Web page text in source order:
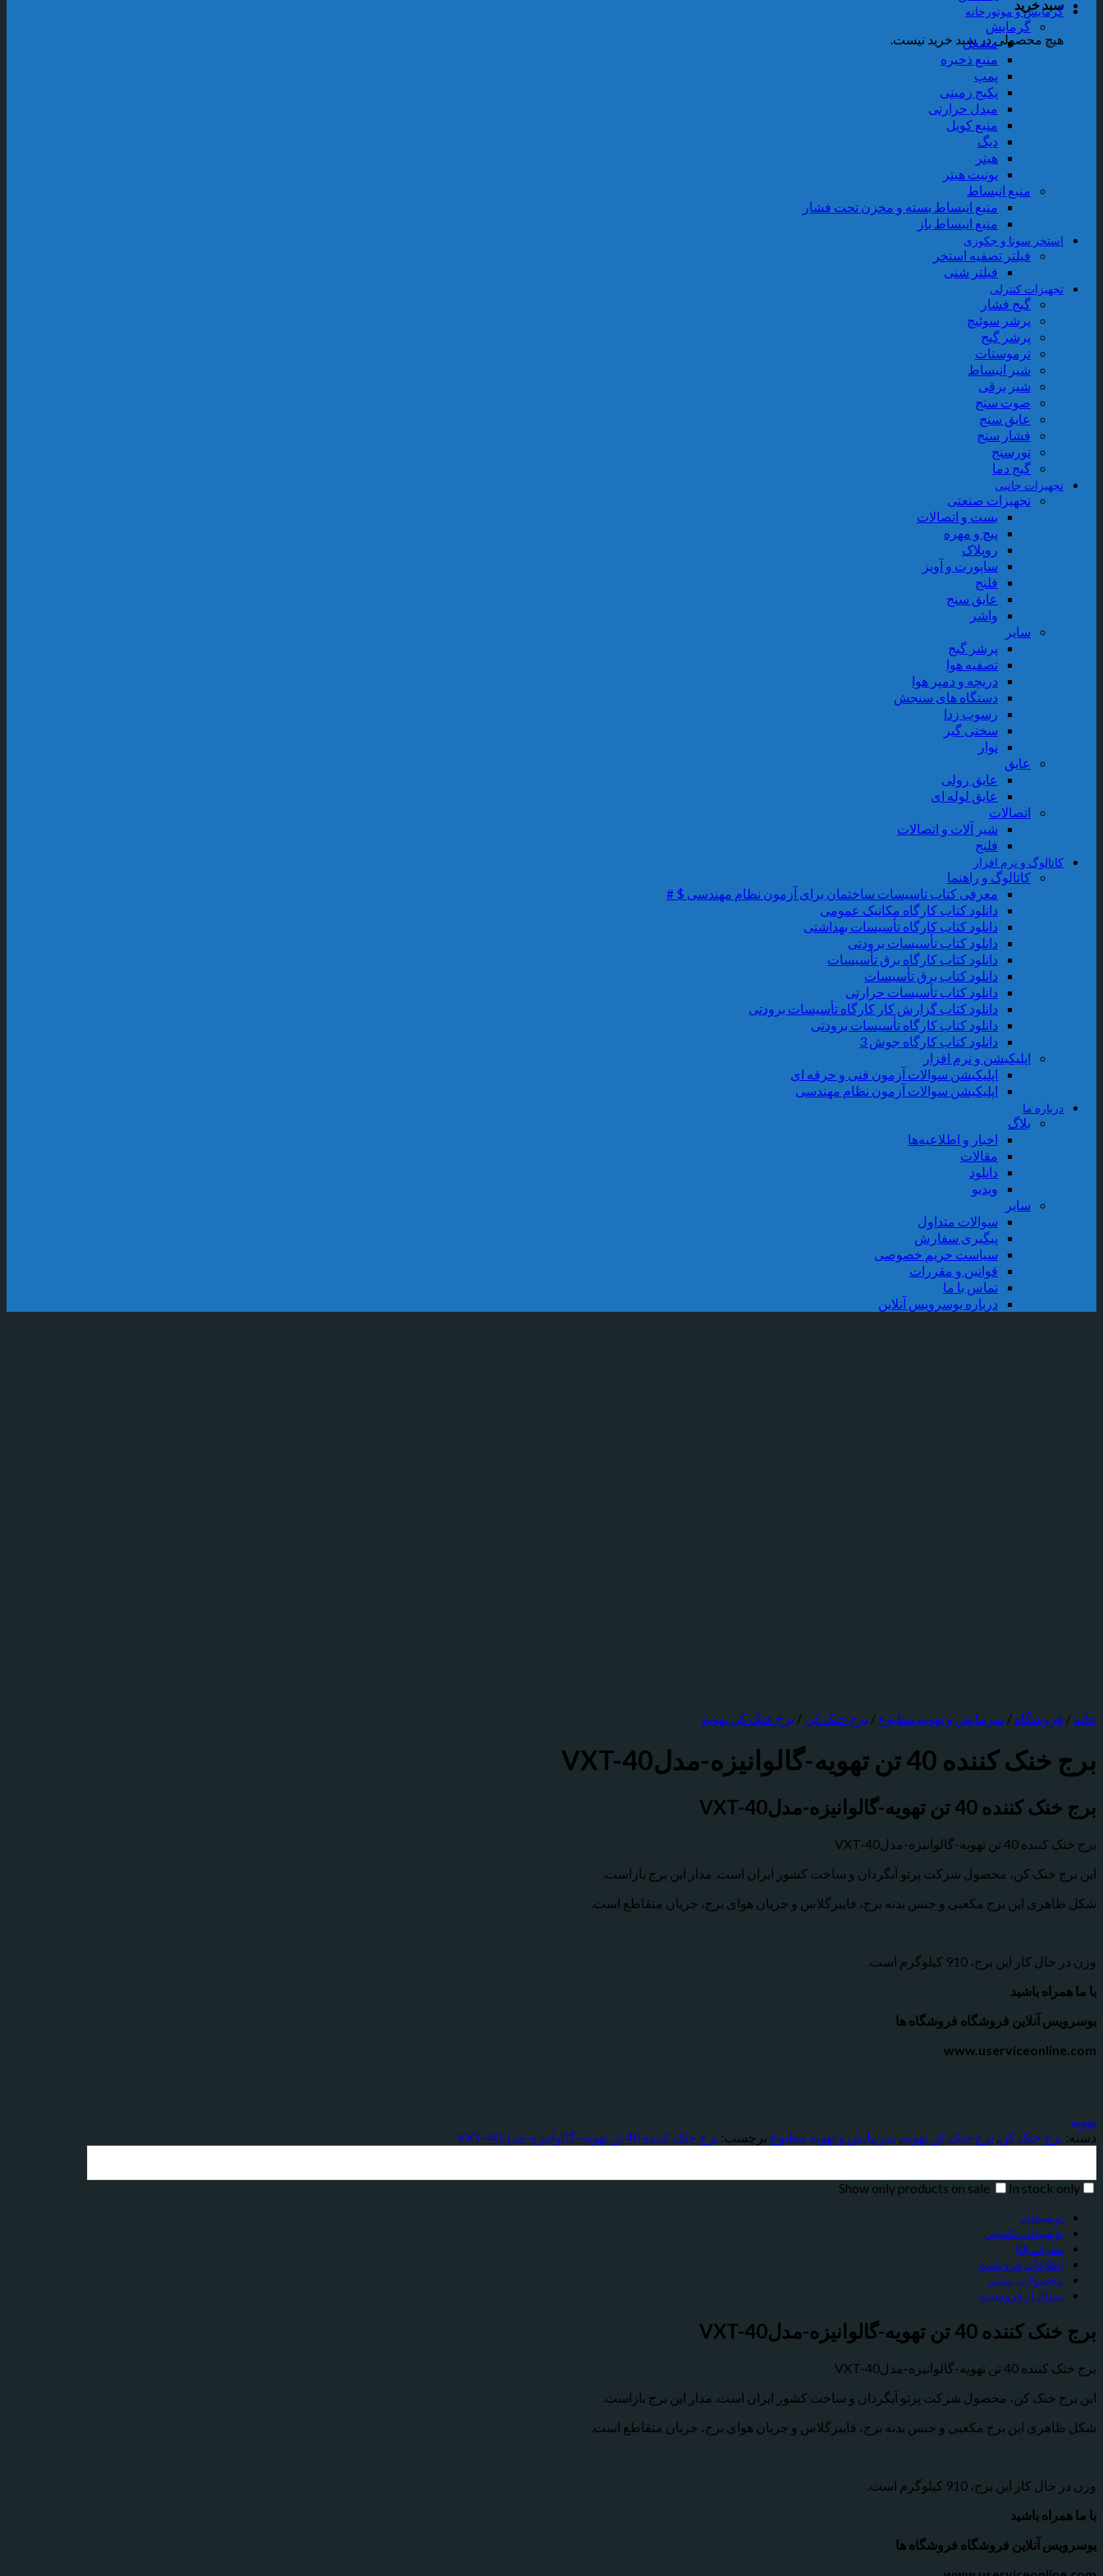
سبد خرید
هیچ محصولی در سبد خرید نیست.
گرمایش و موتورخانه
گرمایش
مشعل
منبع ذخیره
پمپ
پکیج زمینی
مبدل حرارتی
منبع کویل
دیگ
هیتر
یونیت هیتر
منبع انبساط
منبع انبساط بسته و مخزن تحت فشار
منبع انبساط باز
استخر سونا و جکوزی
فیلتر تصفیه استخر
فیلتر شنی
تجهیزات کنترلی
گیج فشار
پرشر سوئیچ
پرشر گیج
ترموستات
شیر انبساط
شیر برقی
صوت سنج
عایق سنج
فشار سنج
نورسنج
گیج دما
تجهیزات جانبی
تجهیزات صنعتی
بست و اتصالات
پیچ و مهره
روپلاک
ساپورت و آویز
فلنج
عایق سنج
واشر
سایر
پرشر گیج
تصفیه هوا
دریچه و دمپر هوا
دستگاه های سنجش
رسوب زدا
سختی گیر
نوار
عایق
عایق رولی
عایق لوله ای
اتصالات
شیر آلات و اتصالات
فلنج
کاتالوگ و نرم افزار
کاتالوگ و راهنما
معرفی کتاب تاسیسات ساختمان برای آزمون نظام مهندسی $ #
دانلود کتاب کارگاه مکانیک عمومی
دانلود کتاب کارگاه تأسیسات بهداشتی
دانلود کتاب تأسیسات برودتی
دانلود کتاب کارگاه برق تأسیسات
دانلود کتاب برق تأسیسات
دانلود کتاب تأسیسات حرارتی
دانلود کتاب گزارش کار کارگاه تأسیسات برودتی
دانلود کتاب کارگاه تأسیسات برودتی
دانلود کتاب کارگاه جوش 3
اپلیکیشن و نرم افزار
اپلیکیشن سوالات آزمون فنی و حرفه ای
اپلیکیشن سوالات آزمون نظام مهندسی
درباره ما
بلاگ
اخبار و اطلاعیه‌ها
مقالات
دانلود
ویدیو
سایر
سوالات متداول
پیگیری سفارش
سیاست حریم خصوصی
قوانین و مقررات
تماس با ما
درباره یوسرویس آنلاین
خانه / فروشگاه / سرمایش و تهویه مطبوع / برج خنک کن / برج خنک کن تهویه
برج خنک کننده 40 تن تهویه-گالوانیزه-مدلVXT-40
برج خنک کننده 40 تن تهویه-گالوانیزه-مدلVXT-40
برج خنک کننده 40 تن تهویه-گالوانیزه-مدلVXT-40
این برج خنک کن، محصول شرکت پرتو آبگردان و ساخت کشور ایران است. مدار این برج بازاست.
شکل ظاهری این برج مکعبی و جنس بدنه برج، فایبرگلاس و جریان هوای برج، جریان متقاطع است.
وزن در حال کار این برج، 910 کیلوگرم است.
با ما همراه باشید
یوسرویس آنلاین فروشگاه فروشگاه ها
www.userviceonline.com
تهویه
دسته: برج خنک کن برج خنک کن تهویه سرمایش و تهویه مطبوع برچسب: برج خنک کننده 40 تن تهویه-گالوانیزه-مدلVXT-40
Show only products on sale In stock only
توضیحات
توضیحات تکمیلی
نظرات (0)
اطلاعات فروشنده
محصولات بیشتر
سوال از فروشنده
برج خنک کننده 40 تن تهویه-گالوانیزه-مدلVXT-40
برج خنک کننده 40 تن تهویه-گالوانیزه-مدلVXT-40
این برج خنک کن، محصول شرکت پرتو آبگردان و ساخت کشور ایران است. مدار این برج بازاست.
شکل ظاهری این برج مکعبی و جنس بدنه برج، فایبرگلاس و جریان هوای برج، جریان متقاطع است.
وزن در حال کار این برج، 910 کیلوگرم است.
با ما همراه باشید
یوسرویس آنلاین فروشگاه فروشگاه ها